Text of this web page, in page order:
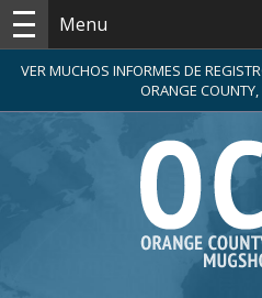
Menu
VER MUCHOS INFORMES DE
ORANGE